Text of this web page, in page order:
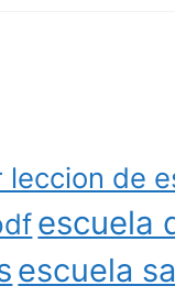
leccion de
escuela
escuela